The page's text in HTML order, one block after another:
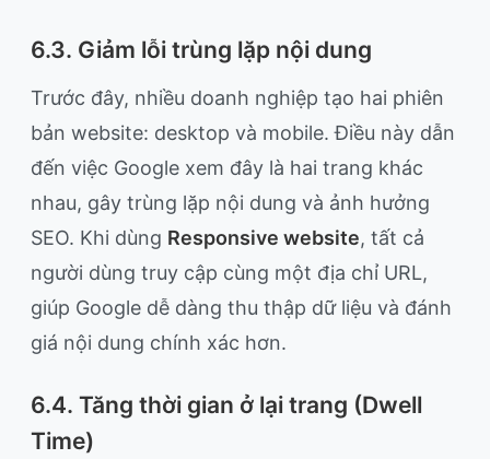
6.3. Giảm lỗi trùng lặp nội dung
Trước đây, nhiều doanh nghiệp tạo hai phiên
bản website: desktop và mobile. Điều này dẫn
đến việc Google xem đây là hai trang khác
nhau, gây trùng lặp nội dung và ảnh hưởng
SEO. Khi dùng Responsive website, tất cả
người dùng truy cập cùng một địa chỉ URL,
giúp Google dễ dàng thu thập dữ liệu và đánh
giá nội dung chính xác hơn.
6.4. Tăng thời gian ở lại trang (Dwell
Time)